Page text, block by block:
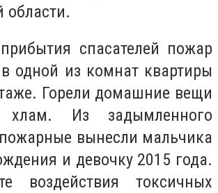
области.
спасателей пожар
одной из комнат квартиры
Горели домашние вещи
Из задымленного
вынесли мальчика
и девочку 2015 года.
воздействия токсичных